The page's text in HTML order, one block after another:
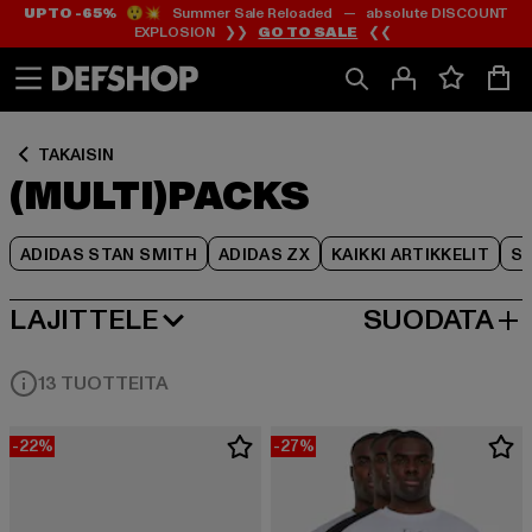
Siirry
Sisältö
Siirry
Footer
UP TO -65%😲💥 Summer Sale Reloaded — absolute DISCOUNT
EXPLOSION ❯❯ GO TO SALE ❮❮
TAKAISIN
(MULTI)PACKS
ADIDAS STAN SMITH ADIDAS ZX KAIKKI ARTIKKELIT
Siirry
Tuoteruudukko
LAJITTELE
SUOSITUIMMAT SUODATA
13 TUOTTEITA
-22% -27%